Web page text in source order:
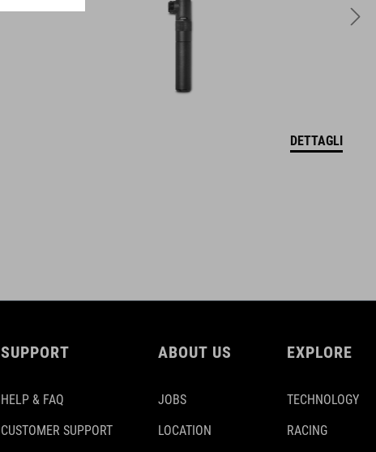
DETTAGLI
SUPPORT
HELP & FAQ
CUSTOMER SUPPORT
ABOUT US
JOBS
LOCATION
EXPLORE
TECHNOLOGY
RACING